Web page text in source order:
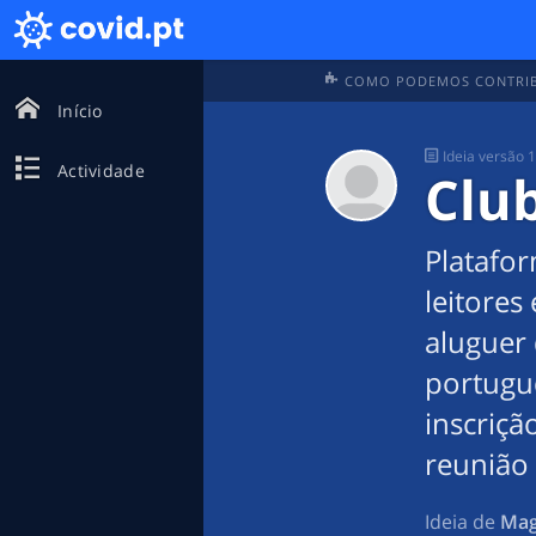
Início
Actividade
COMO PODEMOS
Ideiaversão
leitores
aluguer
Ideia de